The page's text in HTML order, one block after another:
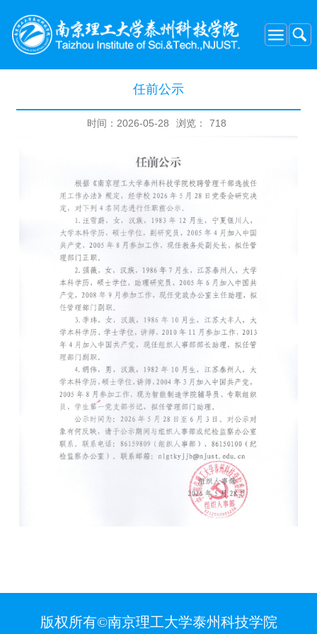
任前公示
时间：2026-05-28 浏览： 718
版权所有©南京理工大学泰州科技学院